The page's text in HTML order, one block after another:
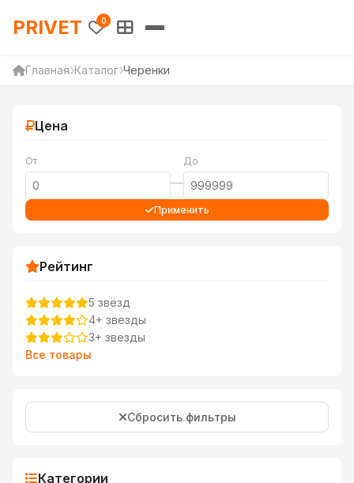
PRIVET — Каталог товаров
PRIVET 0
Главная Каталог Черенки
Цена
От
—
До
Применить
Рейтинг
5 звёзд
4+ звезды
3+ звезды
Все товары
Сбросить фильтры
Категории